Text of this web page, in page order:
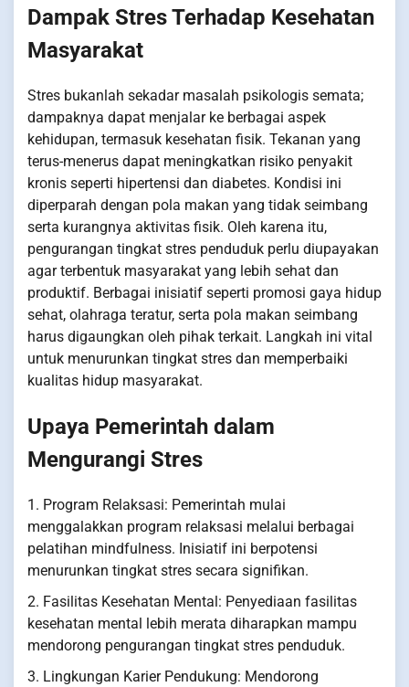
Dampak Stres Terhadap Kesehatan
Masyarakat
Stres bukanlah sekadar masalah psikologis semata;
dampaknya dapat menjalar ke berbagai aspek
kehidupan, termasuk kesehatan fisik. Tekanan yang
terus-menerus dapat meningkatkan risiko penyakit
kronis seperti hipertensi dan diabetes. Kondisi ini
diperparah dengan pola makan yang tidak seimbang
serta kurangnya aktivitas fisik. Oleh karena itu,
pengurangan tingkat stres penduduk perlu diupayakan
agar terbentuk masyarakat yang lebih sehat dan
produktif. Berbagai inisiatif seperti promosi gaya hidup
sehat, olahraga teratur, serta pola makan seimbang
harus digaungkan oleh pihak terkait. Langkah ini vital
untuk menurunkan tingkat stres dan memperbaiki
kualitas hidup masyarakat.
Upaya Pemerintah dalam
Mengurangi Stres
1. Program Relaksasi: Pemerintah mulai
menggalakkan program relaksasi melalui berbagai
pelatihan mindfulness. Inisiatif ini berpotensi
menurunkan tingkat stres secara signifikan.
2. Fasilitas Kesehatan Mental: Penyediaan fasilitas
kesehatan mental lebih merata diharapkan mampu
mendorong pengurangan tingkat stres penduduk.
3. Lingkungan Karier Pendukung: Mendorong